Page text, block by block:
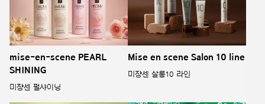
mise-en-scene PEARL
SHINING
미쟝센 펄샤이닝
Mise en scene Salon 10 line
미쟝센 살롱10 라인